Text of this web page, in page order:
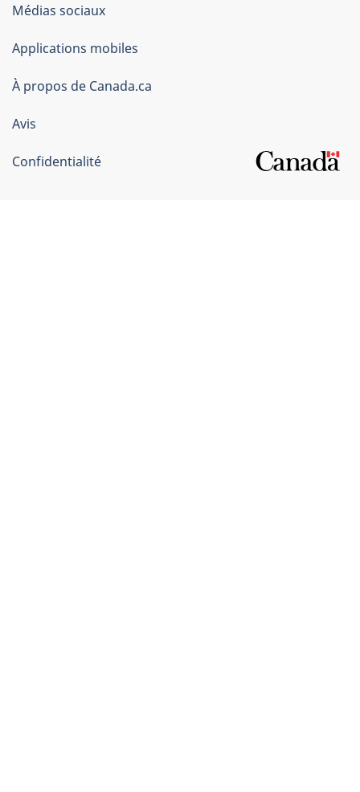
Organisation
du
gouvernement
du
Canada
Médias sociaux
Applications mobiles
À propos de Canada.ca
Avis
Confidentialité